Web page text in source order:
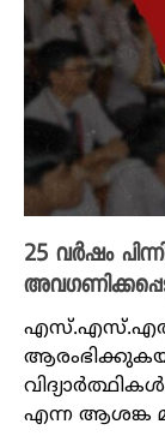
25 വർഷം
എന്ന ആശങ്ക